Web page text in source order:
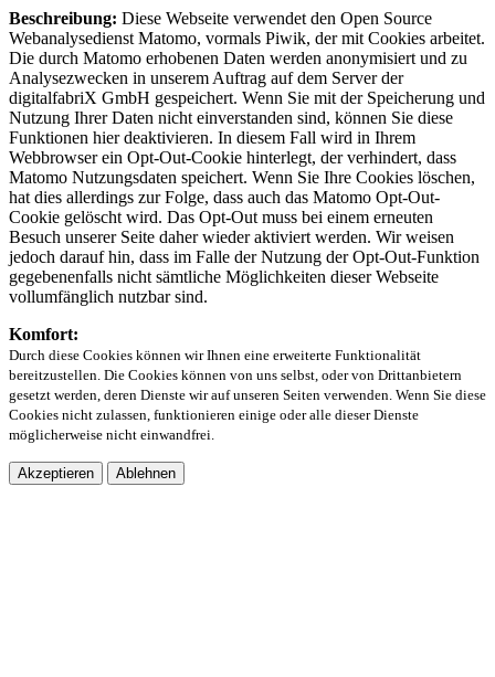
Beschreibung: Diese Webseite verwendet den Open Source
Webanalysedienst Matomo, vormals Piwik, der mit Cookies arbeitet.
Die durch Matomo erhobenen Daten werden anonymisiert und zu
Analysezwecken in unserem Auftrag auf dem Server der
digitalfabriX GmbH gespeichert. Wenn Sie mit der Speicherung und
Nutzung Ihrer Daten nicht einverstanden sind, können Sie diese
Funktionen hier deaktivieren. In diesem Fall wird in Ihrem
Webbrowser ein Opt-Out-Cookie hinterlegt, der verhindert, dass
Matomo Nutzungsdaten speichert. Wenn Sie Ihre Cookies löschen,
hat dies allerdings zur Folge, dass auch das Matomo Opt-Out-
Cookie gelöscht wird. Das Opt-Out muss bei einem erneuten
Besuch unserer Seite daher wieder aktiviert werden. Wir weisen
jedoch darauf hin, dass im Falle der Nutzung der Opt-Out-Funktion
gegebenenfalls nicht sämtliche Möglichkeiten dieser Webseite
vollumfänglich nutzbar sind.
Komfort:
Durch diese Cookies können wir Ihnen eine erweiterte Funktionalität
bereitzustellen. Die Cookies können von uns selbst, oder von Drittanbietern
gesetzt werden, deren Dienste wir auf unseren Seiten verwenden. Wenn Sie diese
Cookies nicht zulassen, funktionieren einige oder alle dieser Dienste
möglicherweise nicht einwandfrei.
Akzeptieren Ablehnen